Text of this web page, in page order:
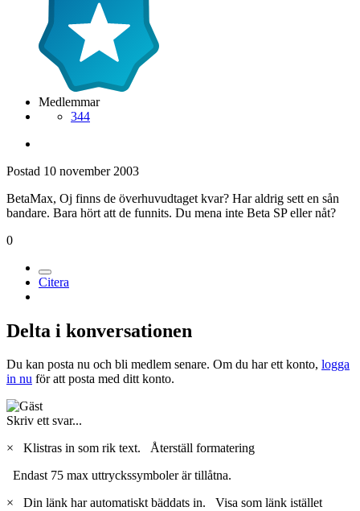
Medlemmar
344
Postad 10 november 2003
BetaMax, Oj finns de överhuvudtaget kvar? Har aldrig sett en sån
bandare. Bara hört att de funnits. Du mena inte Beta SP eller nåt?
0
Citera
Delta i konversationen
Du kan posta nu och bli medlem senare. Om du har ett konto, logga
in nu för att posta med ditt konto.
Skriv ett svar...
×
Klistras in som rik text. Återställ formatering
Endast 75 max uttryckssymboler är tillåtna.
×
Din länk har automatiskt bäddats in. Visa som länk istället